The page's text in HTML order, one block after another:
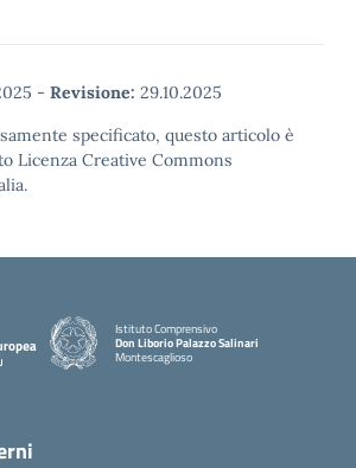
- Revisione: 29.10.2025
specificato, questo articolo è
Licenza Creative Commons
Istituto Comprensivo
Don Liborio Palazzo Salinari
Montescaglioso